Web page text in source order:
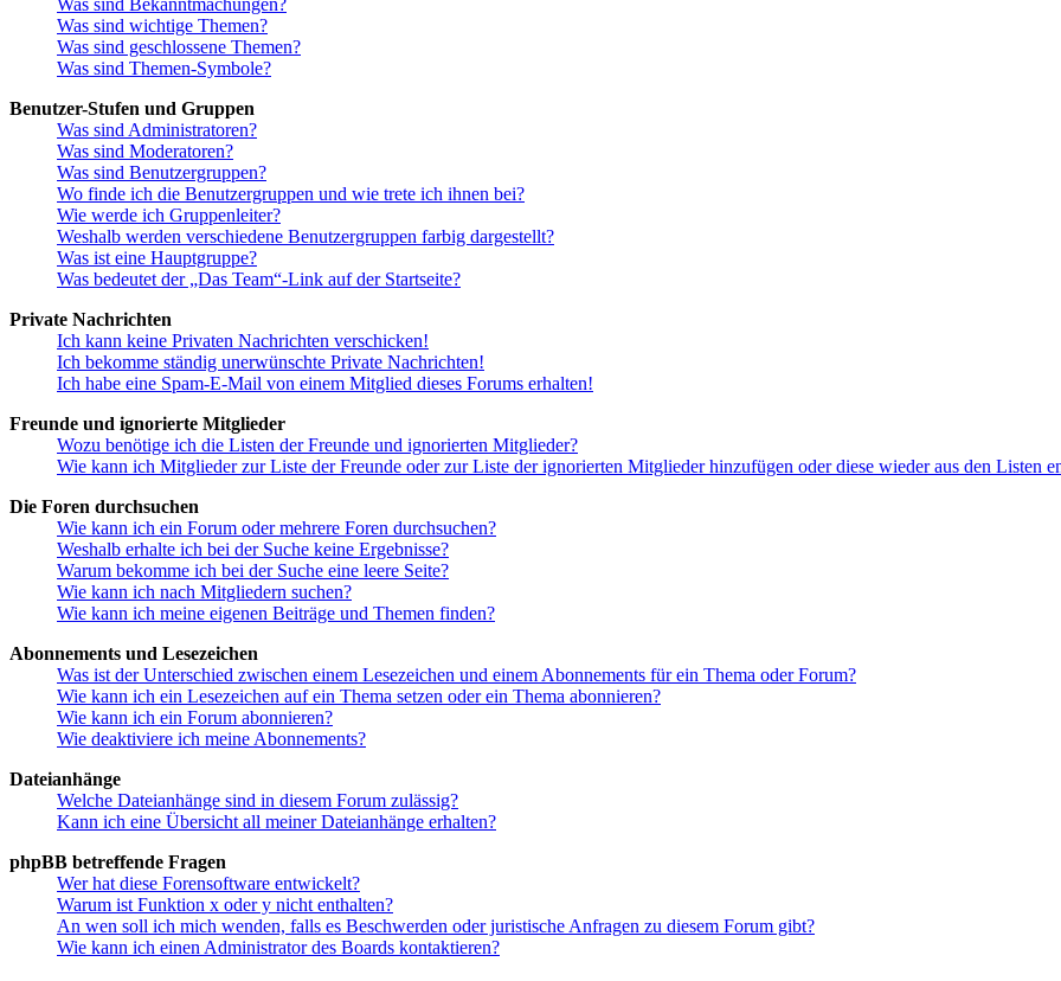
Was sind Bekanntmachungen?
Was sind wichtige Themen?
Was sind geschlossene Themen?
Was sind Themen-Symbole?
Benutzer-Stufen und Gruppen
Was sind Administratoren?
Was sind Moderatoren?
Was sind Benutzergruppen?
Wo finde ich die Benutzergruppen und wie trete ich ihnen bei?
Wie werde ich Gruppenleiter?
Weshalb werden verschiedene Benutzergruppen farbig dargestellt?
Was ist eine Hauptgruppe?
Was bedeutet der „Das Team“-Link auf der Startseite?
Private Nachrichten
Ich kann keine Privaten Nachrichten verschicken!
Ich bekomme ständig unerwünschte Private Nachrichten!
Ich habe eine Spam-E-Mail von einem Mitglied dieses Forums erhalten!
Freunde und ignorierte Mitglieder
Wozu benötige ich die Listen der Freunde und ignorierten Mitglieder?
Wie kann ich Mitglieder zur Liste der Freunde oder zur Liste der ignorierten Mitglieder hinzufügen oder diese wieder aus den Listen
Die Foren durchsuchen
Wie kann ich ein Forum oder mehrere Foren durchsuchen?
Weshalb erhalte ich bei der Suche keine Ergebnisse?
Warum bekomme ich bei der Suche eine leere Seite?
Wie kann ich nach Mitgliedern suchen?
Wie kann ich meine eigenen Beiträge und Themen finden?
Abonnements und Lesezeichen
Was ist der Unterschied zwischen einem Lesezeichen und einem Abonnements für ein Thema oder Forum?
Wie kann ich ein Lesezeichen auf ein Thema setzen oder ein Thema abonnieren?
Wie kann ich ein Forum abonnieren?
Wie deaktiviere ich meine Abonnements?
Dateianhänge
Welche Dateianhänge sind in diesem Forum zulässig?
Kann ich eine Übersicht all meiner Dateianhänge erhalten?
phpBB betreffende Fragen
Wer hat diese Forensoftware entwickelt?
Warum ist Funktion x oder y nicht enthalten?
An wen soll ich mich wenden, falls es Beschwerden oder juristische Anfragen zu diesem Forum gibt?
Wie kann ich einen Administrator des Boards kontaktieren?